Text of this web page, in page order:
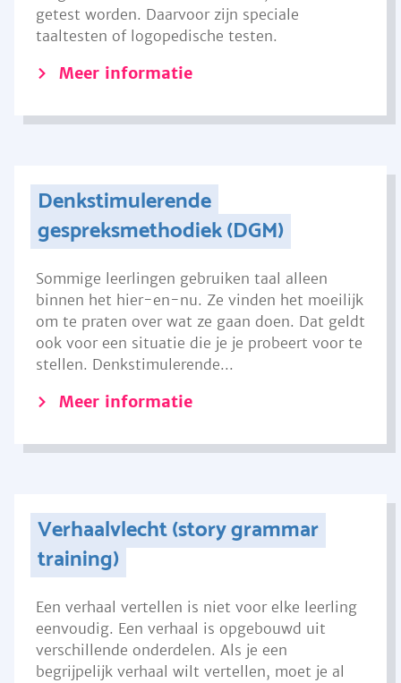
getest worden. Daarvoor zijn speciale
taaltesten of logopedische testen.
Meer informatie
Denkstimulerende
gespreksmethodiek (DGM)
Sommige leerlingen gebruiken taal alleen
binnen het hier-en-nu. Ze vinden het moeilijk
om te praten over wat ze gaan doen. Dat geldt
ook voor een situatie die je je probeert voor te
stellen. Denkstimulerende...
Meer informatie
Verhaalvlecht (story grammar
training)
Een verhaal vertellen is niet voor elke leerling
eenvoudig. Een verhaal is opgebouwd uit
verschillende onderdelen. Als je een
begrijpelijk verhaal wilt vertellen, moet je al